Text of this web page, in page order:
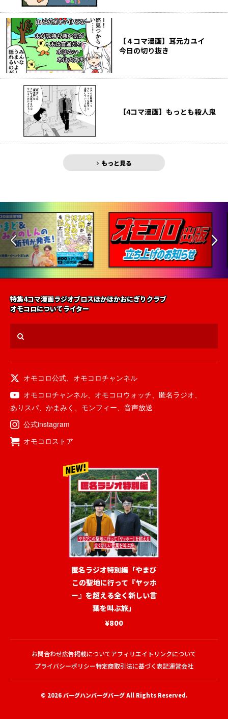
【４コマ漫画】耳元カユイ
今日の切り抜き
【4コマ漫画】もっとも殺人鬼
もっと見る
特集4コマ漫画ラジオブロスほかほかおにぎりクラブ
オモコロについてライター
オモコロ公式、 オモコロチャンネル
オモコロチャンネル、 オモコロウォッチ、 匿名ラジオ、
ありスパ、 かまみく 、 モンフィー、 音声放送
公式instagram
オモコロストア
匿名ラジオ特別編「やまび
この聖地に行って『ヤッホ
ー』を超える全く新しい言
葉を叫ぶ旅」
¥800
お問合わせ広告掲載についてアフィリエイトリンクについて
プライバシーポリシー特定商取引法に基づく表記運営会社
© 2026バーグハンバーグバーグAll Rights Reserved.